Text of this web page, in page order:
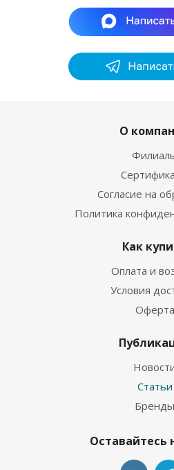
О
Согласие на
Политика
Как
Оплата и
Условия
Оферта
Статьи
Бренды
Оставайтесь